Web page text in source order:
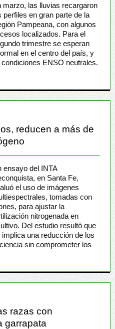
marzo, las lluvias recargaron
perfiles en gran parte de la
Pampeana, con algunos
localizados. Para el
trimestre se esperan
en el centro del país, y
ENSO neutrales.
reducen a más de
ensayo del INTA
en Santa Fe,
el uso de imágenes
tomadas con
para ajustar la
nitrogenada en
Del estudio resultó que
una reducción de los
sin comprometer los
razas con
garrapata